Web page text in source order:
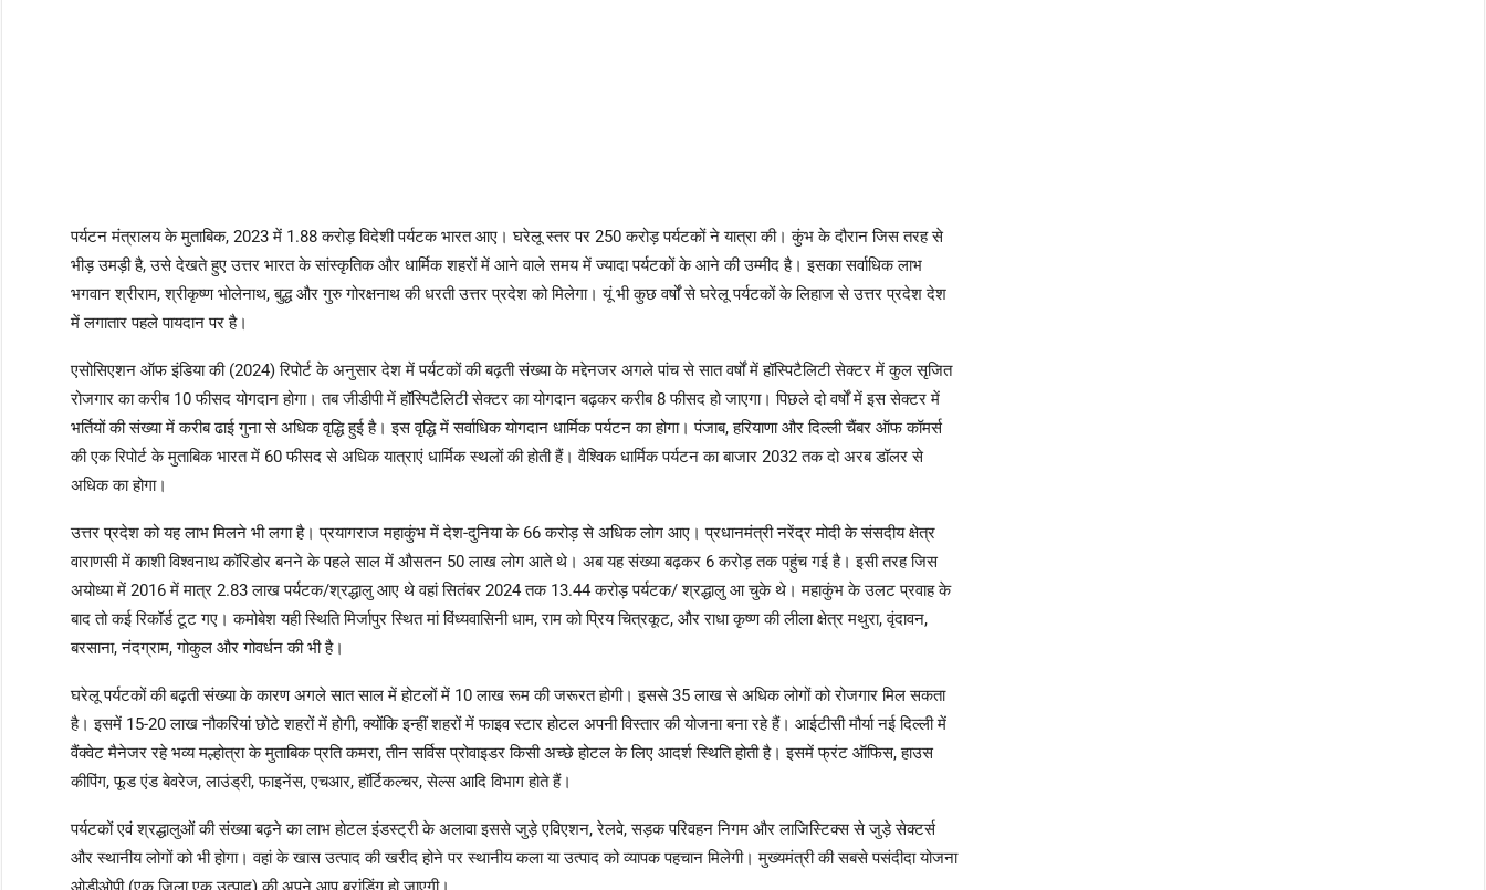
पर्यटन मंत्रालय के मुताबिक, 2023 में 1.88 करोड़ विदेशी पर्यटक भारत आए। घरेलू स्तर पर 250 करोड़ पर्यटकों ने यात्रा की। कुंभ के दौरान जिस तरह से
भीड़ उमड़ी है, उसे देखते हुए उत्तर भारत के सांस्कृतिक और धार्मिक शहरों में आने वाले समय में ज्यादा पर्यटकों के आने की उम्मीद है। इसका सर्वाधिक लाभ
भगवान श्रीराम, श्रीकृष्ण भोलेनाथ, बुद्ध और गुरु गोरक्षनाथ की धरती उत्तर प्रदेश को मिलेगा। यूं भी कुछ वर्षों से घरेलू पर्यटकों के लिहाज से उत्तर प्रदेश देश
में लगातार पहले पायदान पर है।
एसोसिएशन ऑफ इंडिया की (2024) रिपोर्ट के अनुसार देश में पर्यटकों की बढ़ती संख्या के मद्देनजर अगले पांच से सात वर्षों में हॉस्पिटैलिटी सेक्टर में कुल सृजित
रोजगार का करीब 10 फीसद योगदान होगा। तब जीडीपी में हॉस्पिटैलिटी सेक्टर का योगदान बढ़कर करीब 8 फीसद हो जाएगा। पिछले दो वर्षों में इस सेक्टर में
भर्तियों की संख्या में करीब ढाई गुना से अधिक वृद्धि हुई है। इस वृद्धि में सर्वाधिक योगदान धार्मिक पर्यटन का होगा। पंजाब, हरियाणा और दिल्ली चैंबर ऑफ कॉमर्स
की एक रिपोर्ट के मुताबिक भारत में 60 फीसद से अधिक यात्राएं धार्मिक स्थलों की होती हैं। वैश्विक धार्मिक पर्यटन का बाजार 2032 तक दो अरब डॉलर से
अधिक का होगा।
उत्तर प्रदेश को यह लाभ मिलने भी लगा है। प्रयागराज महाकुंभ में देश-दुनिया के 66 करोड़ से अधिक लोग आए। प्रधानमंत्री नरेंद्र मोदी के संसदीय क्षेत्र
वाराणसी में काशी विश्वनाथ कॉरिडोर बनने के पहले साल में औसतन 50 लाख लोग आते थे। अब यह संख्या बढ़कर 6 करोड़ तक पहुंच गई है। इसी तरह जिस
अयोध्या में 2016 में मात्र 2.83 लाख पर्यटक/श्रद्धालु आए थे वहां सितंबर 2024 तक 13.44 करोड़ पर्यटक/ श्रद्धालु आ चुके थे। महाकुंभ के उलट प्रवाह के
बाद तो कई रिकॉर्ड टूट गए। कमोबेश यही स्थिति मिर्जापुर स्थित मां विंध्यवासिनी धाम, राम को प्रिय चित्रकूट, और राधा कृष्ण की लीला क्षेत्र मथुरा, वृंदावन,
बरसाना, नंदग्राम, गोकुल और गोवर्धन की भी है।
घरेलू पर्यटकों की बढ़ती संख्या के कारण अगले सात साल में होटलों में 10 लाख रूम की जरूरत होगी। इससे 35 लाख से अधिक लोगों को रोजगार मिल सकता
है। इसमें 15-20 लाख नौकरियां छोटे शहरों में होगी, क्योंकि इन्हीं शहरों में फाइव स्टार होटल अपनी विस्तार की योजना बना रहे हैं। आईटीसी मौर्या नई दिल्ली में
वैंक्वेट मैनेजर रहे भव्य मल्होत्रा के मुताबिक प्रति कमरा, तीन सर्विस प्रोवाइडर किसी अच्छे होटल के लिए आदर्श स्थिति होती है। इसमें फ्रंट ऑफिस, हाउस
कीपिंग, फूड एंड बेवरेज, लाउंड्री, फाइनेंस, एचआर, हॉर्टिकल्चर, सेल्स आदि विभाग होते हैं।
पर्यटकों एवं श्रद्धालुओं की संख्या बढ़ने का लाभ होटल इंडस्ट्री के अलावा इससे जुड़े एविएशन, रेलवे, सड़क परिवहन निगम और लाजिस्टिक्स से जुड़े सेक्टर्स
और स्थानीय लोगों को भी होगा। वहां के खास उत्पाद की खरीद होने पर स्थानीय कला या उत्पाद को व्यापक पहचान मिलेगी। मुख्यमंत्री की सबसे पसंदीदा योजना